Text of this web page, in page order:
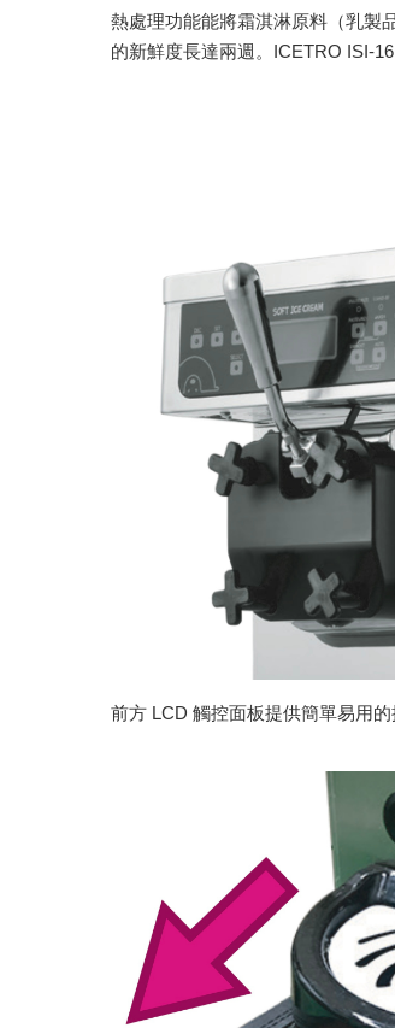
熱處理功能能將霜淇淋原料（乳製
的新鮮度長達兩週。ICETRO ISI-
前方 LCD 觸控面板提供簡單易用的